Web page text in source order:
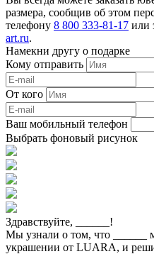
размера, сообщив об этом
телефону 8 800 333-81-17 или
art.ru.
Намекни другу о подарке
Кому отправить
От кого
Ваш мобильный телефон
Выбрать фоновый рисунок
Здравствуйте,
!
Мы узнали о том, что
украшении от LUARA, и